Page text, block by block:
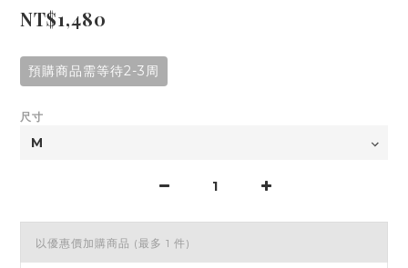
NT$1,480
預購商品需等待2-3周
尺寸
以優惠價加購商品 (最多 1 件)